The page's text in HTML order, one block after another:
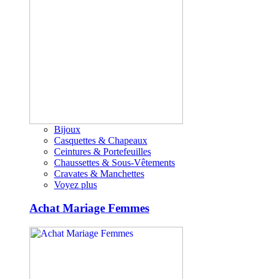
Bijoux
Casquettes & Chapeaux
Ceintures & Portefeuilles
Chaussettes & Sous-Vêtements
Cravates & Manchettes
Voyez plus
Achat Mariage Femmes